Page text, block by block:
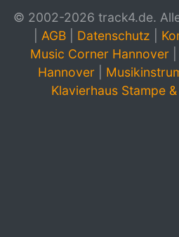
© 2002-2026 track4.de.
AGB Datenschutz
Music Corner Hannover
Hannover
Klavierhaus Stampe